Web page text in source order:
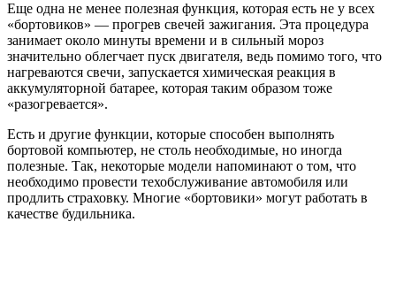
Еще одна не менее полезная функция, которая есть не у всех
«бортовиков» — прогрев свечей зажигания. Эта процедура
занимает около минуты времени и в сильный мороз
значительно облегчает пуск двигателя, ведь помимо того, что
нагреваются свечи, запускается химическая реакция в
аккумуляторной батарее, которая таким образом тоже
«разогревается».
Есть и другие функции, которые способен выполнять
бортовой компьютер, не столь необходимые, но иногда
полезные. Так, некоторые модели напоминают о том, что
необходимо провести техобслуживание автомобиля или
продлить страховку. Многие «бортовики» могут работать в
качестве будильника.